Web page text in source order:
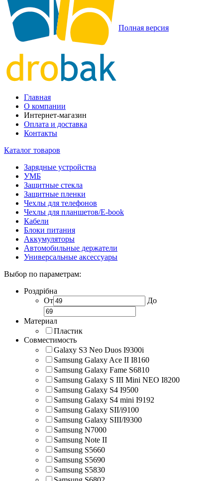
Полная версия
Главная
О компании
Интернет-магазин
Оплата и доставка
Контакты
Каталог товаров
Зарядные устройства
УМБ
Защитные стекла
Защитные пленки
Чехлы для телефонов
Чехлы для планшетов/E-book
Кабели
Блоки питания
Аккумуляторы
Автомобильные держатели
Универсальные аксессуары
Выбор по параметрам:
Роздрібна
От
До
Материал
Пластик
Совместимость
Galaxy S3 Neo Duos I9300i
Samsung Galaxy Ace II I8160
Samsung Galaxy Fame S6810
Samsung Galaxy S III Mini NEO I8200
Samsung Galaxy S4 I9500
Samsung Galaxy S4 mini I9192
Samsung Galaxy SII/i9100
Samsung Galaxy SIII/I9300
Samsung N7000
Samsung Note II
Samsung S5660
Samsung S5690
Samsung S5830